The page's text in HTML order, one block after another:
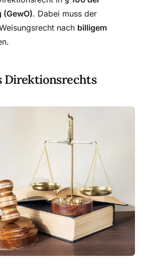
(GewO). Dabei muss der
nach billigem
Direktionsrechts